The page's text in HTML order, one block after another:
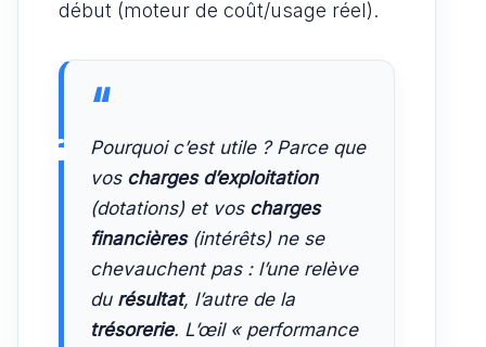
début (moteur de coût/usage réel).
Pourquoi c’est utile ? Parce que
vos charges d’exploitation
(dotations) et vos charges
financières(intérêts) ne se
chevauchent pas : l’une relève
du résultat, l’autre de la
trésorerie. L’œil « performance